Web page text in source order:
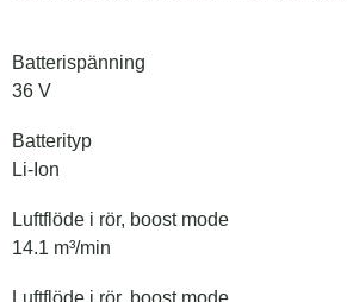
Batterispänning
36 V
Batterityp
Li-Ion
Luftflöde i rör, boost mode
14.1 m³/min
Luftflöde i rör, boost mode